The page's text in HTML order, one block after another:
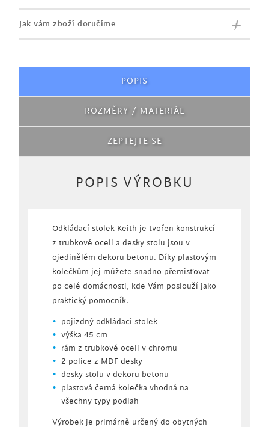
Jak vám zboží doručíme
POPIS
ROZMĚRY / MATERIÁL
ZEPTEJTE SE
POPIS VÝROBKU
Odkládací stolek Keith je tvořen konstrukcí
z trubkové oceli a desky stolu jsou v
ojedinělém dekoru betonu. Díky plastovým
kolečkům jej můžete snadno přemisťovat
po celé domácnosti, kde Vám poslouží jako
praktický pomocník.
pojízdný odkládací stolek
výška 45 cm
rám z trubkové oceli v chromu
2 police z MDF desky
desky stolu v dekoru betonu
plastová černá kolečka vhodná na
všechny typy podlah
Výrobek je primárně určený do obytných